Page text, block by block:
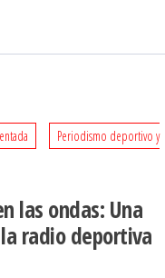
Periodismo deportivo y
las ondas: Una
radio deportiva